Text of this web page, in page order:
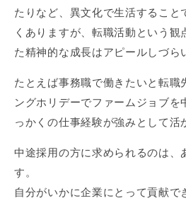
たりなど、異文化で生活すること
くありますが、転職活動という観
た精神的な成長はアピールしづら
たとえば事務職で働きたいと転職
ングホリデーでファームジョブを
っかくの仕事経験が強みとして活
中途採用の方に求められるのは、
す。
自分がいかに企業にとって貢献で